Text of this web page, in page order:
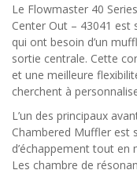
Le Flowmaster 40
Center Out – 43041 est
qui ont besoin d’un
sortie centrale. Cette
et une meilleure
cherchent à
L’un des principaux
Chambered Muffler est
d’échappement tout
Les chambre de